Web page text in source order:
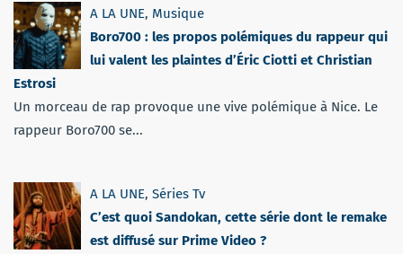
A LA UNE, Musique
Boro700 : les propos polémiques du rappeur qui
lui valent les plaintes d’Éric Ciotti et Christian
Estrosi
Un morceau de rap provoque une vive polémique à Nice. Le
rappeur Boro700 se...
A LA UNE, Séries Tv
C’est quoi Sandokan, cette série dont le remake
est diffusé sur Prime Video ?